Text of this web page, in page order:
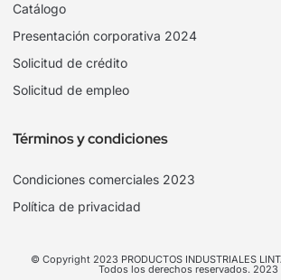
Catálogo
Presentación corporativa 2024
Solicitud de crédito
Solicitud de empleo
Términos y condiciones
Condiciones comerciales 2023
Política de privacidad
© Copyright 2023 PRODUCTOS INDUSTRIALES
Todos los derechos reservados. 2023